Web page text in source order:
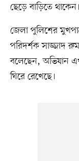
ছেড়ে বাড়িতে থাকেন।
জেলা পুলিশের
পরিদর্শক সাজ্জাদ
বলেছেন, অভিযান
ঘিরে রেখেছে।